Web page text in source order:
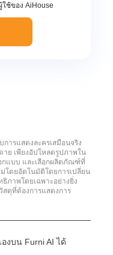
ช้ของ AiHouse
การแสดงละครเสมือนจริง
าย เพียงอัปโหลดรูปภาพใน
กแบบ และเลือกผลิตภัณฑ์ที่
โดยอัตโนมัติโดยการเปลี่ยน
ภาพโดยเฉพาะอย่างยิ่ง
สดุที่ต้องการแสดงการ
งบน Furni AI ได้